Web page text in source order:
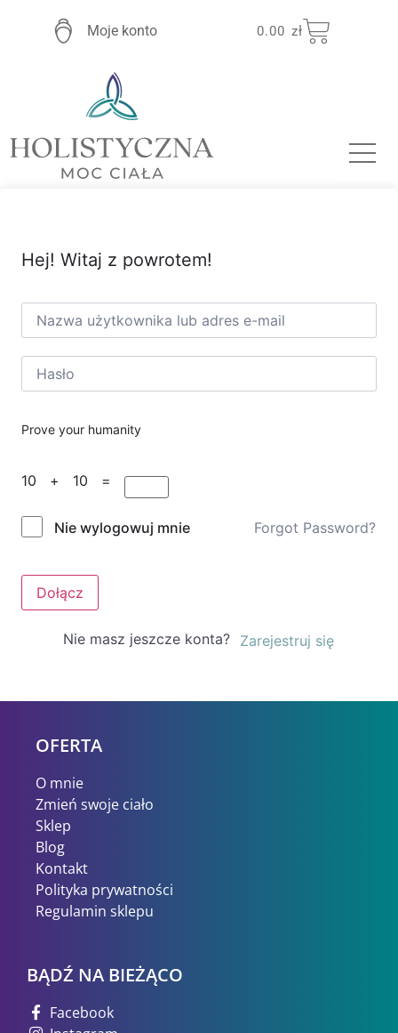
Moje konto 0.00zł
Hej! Witaj z powrotem!
Prove your humanity
10 + 10 =
Nie wylogowuj mnie Forgot Password?
Dołącz
Nie masz jeszcze konta? Zarejestruj się
OFERTA
O mnie
Zmień swoje ciało
Sklep
Blog
Kontakt
Polityka prywatności
Regulamin sklepu
BĄDŹ NA BIEŻĄCO
Facebook